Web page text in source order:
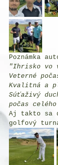
Poznámka
"Ihrisko vo
Veterné
Kvalitná a
Súťaživý
počas
Aj takto sa
golfový